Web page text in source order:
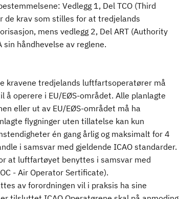
Vedlegg 1, Del TCO (Third
de krav som stilles for at tredjelands
mens vedlegg 2, Del ART (Authority
sin håndhevelse av reglene.
kravene tredjelands luftfartsoperatører må
å operere i EU/EØS-området. Alle planlagte
eller ut av EU/EØS-området må ha
flygninger uten tillatelse kan kun
én gang årlig og maksimalt for 4
i samsvar med gjeldende ICAO standarder.
at luftfartøyet benyttes i samsvar med
- Air Operator Sertificate).
av forordningen vil i praksis ha sine